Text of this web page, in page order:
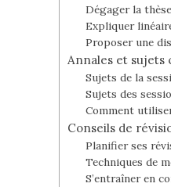
Dégager la
Expliquer
Proposer une
Annales et
Sujets de la
Sujets des
Comment
Conseils de
Planifier ses
Techniques de
S’entraîner en